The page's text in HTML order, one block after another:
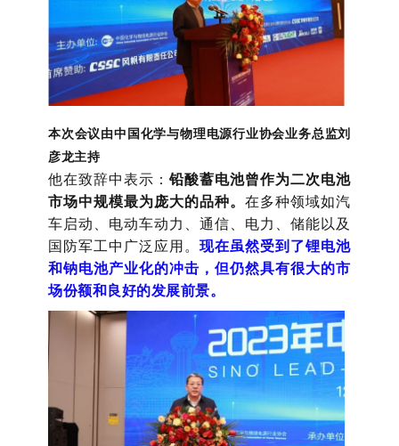
本次会议由中国化学与物理电源行业协会业务总监刘
彦龙主持
他在致辞中表示：铅酸蓄电池曾作为二次电池
市场中规模最为庞大的品种。在多种领域如汽
车启动、电动车动力、通信、电力、储能以及
国防军工中广泛应用。现在虽然受到了锂电池
和钠电池产业化的冲击，但仍然具有很大的市
场份额和良好的发展前景。